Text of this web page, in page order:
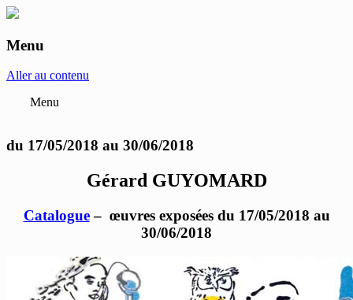
anne-marie et roland pallade galerie art
contemporain Lyon
Menu
Aller au contenu
Menu
du 17/05/2018 au 30/06/2018
Gérard GUYOMARD
Catalogue– œuvres exposées du 17/05/2018 au
30/06/2018